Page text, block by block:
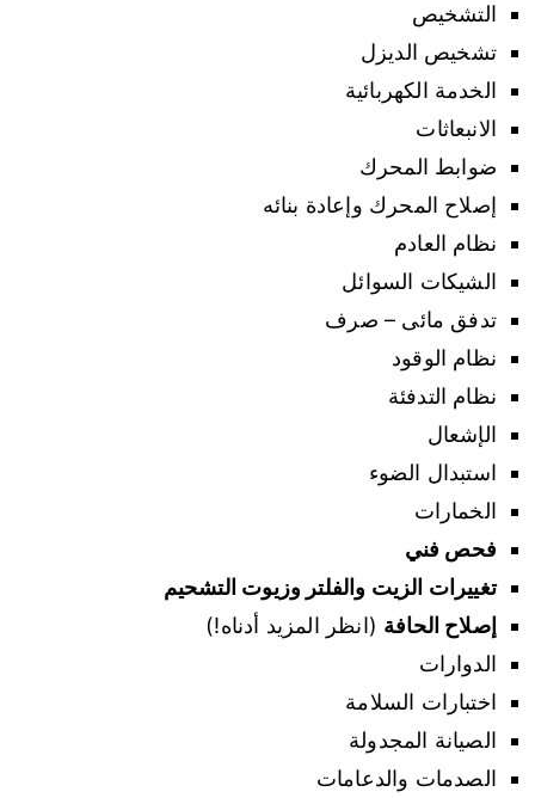
التشخيص
تشخيص الديزل
الخدمة الكهربائية
الانبعاثات
ضوابط المحرك
إصلاح المحرك وإعادة بنائه
نظام العادم
الشيكات السوائل
تدفق مائى – صرف
نظام الوقود
نظام التدفئة
الإشعال
استبدال الضوء
الخمارات
فحص فني
تغييرات الزيت والفلتر وزيوت التشحيم
إصلاح الحافة (انظر المزيد أدناه!)
الدوارات
اختبارات السلامة
الصيانة المجدولة
الصدمات والدعامات